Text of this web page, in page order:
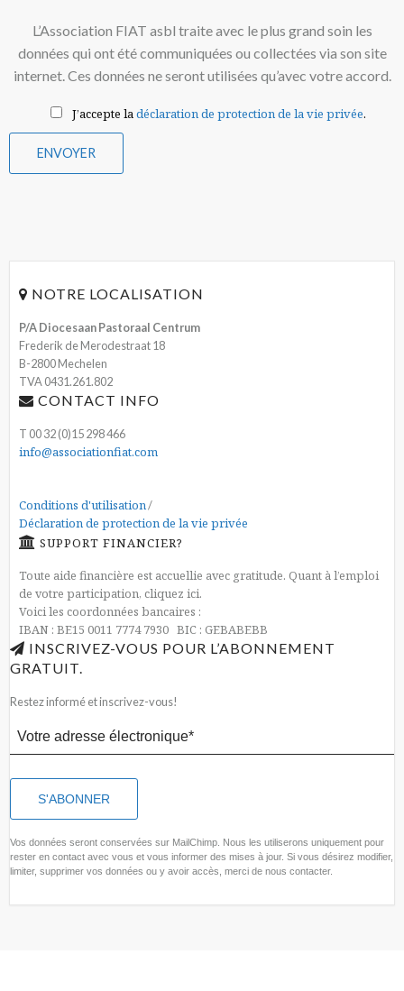
L’Association FIAT asbl traite avec le plus grand soin les
données qui ont été communiquées ou collectées via son site
internet. Ces données ne seront utilisées qu’avec votre accord.
J’accepte ladéclaration de protection de la vie privée.
NOTRE LOCALISATION
P/A Diocesaan Pastoraal Centrum
Frederik de Merodestraat 18
B-2800 Mechelen
TVA 0431.261.802
CONTACT INFO
T 00 32 (0)15 298 466
info@associationfiat.com
Conditions d'utilisation/
Déclaration de protection de la vie privée
SUPPORT FINANCIER?
Toute aide financière est accuellie avec gratitude. Quant à l’emploi
de votre participation, cliquez ici.
Voici les coordonnées bancaires :
IBAN : BE15 0011 7774 7930 BIC : GEBABEBB
INSCRIVEZ-VOUS POUR L’ABONNEMENT
GRATUIT.
Restez informé et inscrivez-vous!
Vos données seront conservées sur MailChimp. Nous les utiliserons uniquement pour
rester en contact avec vous et vous informer des mises à jour. Si vous désirez modifier,
limiter, supprimer vos données ou y avoir accès, merci de nous contacter.